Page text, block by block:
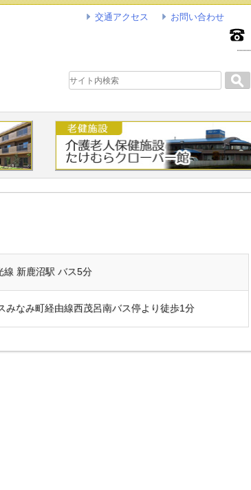
交通アクセス お問い合わせ
Search
線 新鹿沼駅 バス5分
みなみ町経由線西茂呂南バス停より徒歩1分